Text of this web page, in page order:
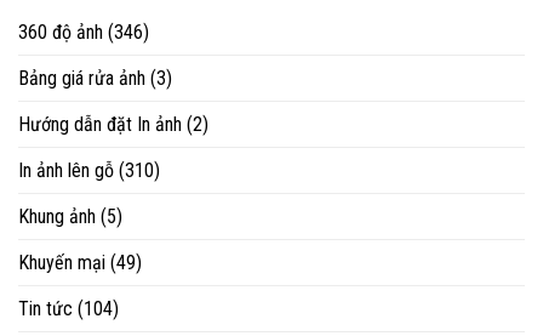
360 độ ảnh (346)
Bảng giá rửa ảnh (3)
Hướng dẫn đặt In ảnh (2)
In ảnh lên gỗ (310)
Khung ảnh (5)
Khuyến mại (49)
Tin tức (104)